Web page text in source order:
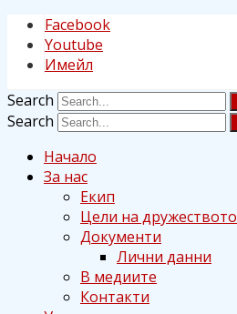
Facebook
Youtube
Имейл
Search
Search
Начало
За нас
Екип
Цели на дружеството
Документи
Лични данни
В медиите
Контакти